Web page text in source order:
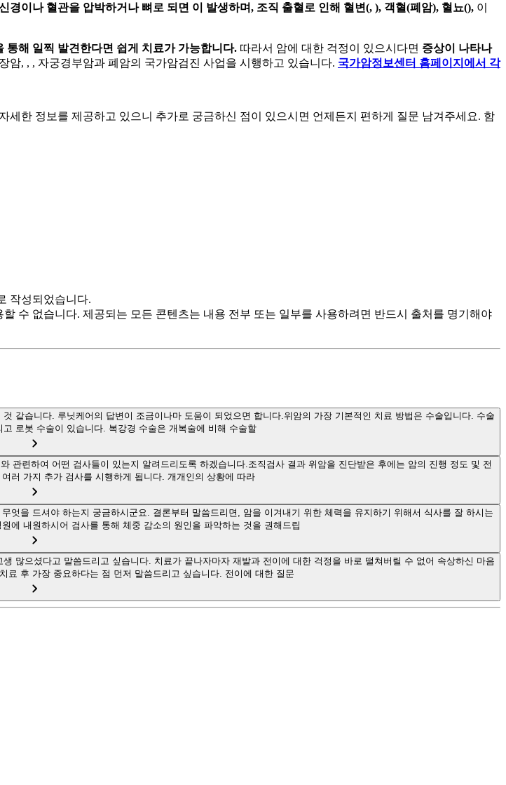
경이나 혈관을 압박하거나 뼈로 되면 이 발생하며, 조직 출혈로 인해 혈변(, ), 객혈(폐암), 혈뇨(), 이
통해 일찍 발견한다면 쉽게 치료가 가능합니다. 따라서 암에 대한 걱정이 있으시다면 증상이 나타나
암, , , 자궁경부암과 폐암의 국가암검진 사업을 시행하고 있습니다. 국가암정보센터 홈페이지에서 각
세한 정보를 제공하고 있으니 추가로 궁금하신 점이 있으시면 언제든지 편하게 질문 남겨주세요. 함
작성되었습니다.
수 없습니다. 제공되는 모든 콘텐츠는 내용 전부 또는 일부를 사용하려면 반드시 출처를 명기해야
같습니다. 루닛케어의 답변이 조금이나마 도움이 되었으면 합니다.위암의 가장 기본적인 치료 방법은 수술입니다. 수술
로봇 수술이 있습니다. 복강경 수술은 개복술에 비해 수술할
관련하여 어떤 검사들이 있는지 알려드리도록 하겠습니다.조직검사 결과 위암을 진단받은 후에는 암의 진행 정도 및 전
러 가지 추가 검사를 시행하게 됩니다. 개개인의 상황에 따라
엇을 드셔야 하는지 궁금하시군요. 결론부터 말씀드리면, 암을 이겨내기 위한 체력을 유지하기 위해서 식사를 잘 하시는
에 내원하시어 검사를 통해 체중 감소의 원인을 파악하는 것을 권해드립
많으셨다고 말씀드리고 싶습니다. 치료가 끝나자마자 재발과 전이에 대한 걱정을 바로 떨쳐버릴 수 없어 속상하신 마음
료 후 가장 중요하다는 점 먼저 말씀드리고 싶습니다. 전이에 대한 질문